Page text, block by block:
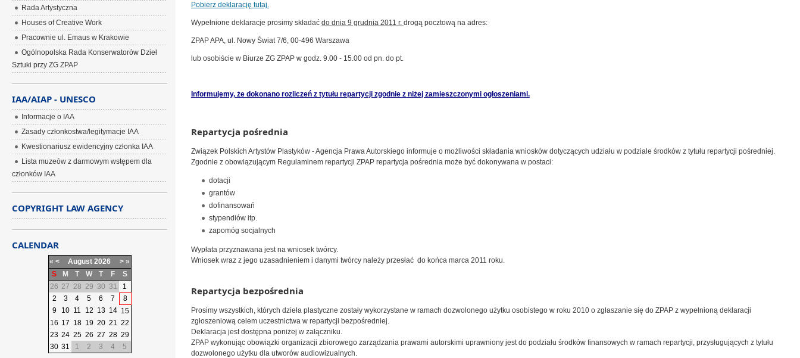
Pobierz deklarację tutaj.
Wypełnione deklaracje prosimy składać do dnia 9 grudnia 2011 r. drogą pocztową na adres:
ZPAP APA, ul. Nowy Świat 7/6, 00-496 Warszawa
lub osobiście w Biurze ZG ZPAP w godz. 9.00 - 15.00 od pn. do pt.
Informujemy, że dokonano rozliczeń z tytułu repartycji zgodnie z niżej zamieszczonymi ogłoszeniami.
Repartycja pośrednia
Związek Polskich Artystów Plastyków - Agencja Prawa Autorskiego informuje o możliwości składania wniosków dotyczących udziału w podziale środków z tytułu repartycji pośredniej.
Zgodnie z obowiązującym Regulaminem repartycji ZPAP repartycja pośrednia może być dokonywana w postaci:
dotacji
grantów
dofinansowań
stypendiów itp.
zapomóg socjalnych
Wypłata przyznawana jest na wniosek twórcy.
Wniosek wraz z jego uzasadnieniem i danymi twórcy należy przesłać do końca marca 2011 roku.
Repartycja bezpośrednia
Prosimy wszystkich, których dzieła plastyczne zostały wykorzystane w ramach dozwolonego użytku osobistego w roku 2010 o zgłaszanie się do ZPAP z wypełnioną deklaracji
zgłoszeniową celem uczestnictwa w repartycji bezpośredniej.
Deklaracja jest dostępna poniżej w załączniku.
ZPAP wykonując obowiązki organizacji zbiorowego zarządzania prawami autorskimi uprawniony jest do podziału środków finansowych w ramach repartycji, przysługujących z tytułu
dozwolonego użytku dla utworów audiowizualnych.
Rada Artystyczna
Houses of Creative Work
Pracownie ul. Emaus w Krakowie
Ogólnopolska Rada Konserwatorów Dzieł
Sztuki przy ZG ZPAP
IAA/AIAP - UNESCO
Informacje o IAA
Zasady członkostwa/legitymacje IAA
Kwestionariusz ewidencyjny członka IAA
Lista muzeów z darmowym wstępem dla
członków IAA
COPYRIGHT LAW AGENCY
CALENDAR
« < August 2026 > »
S
M T W T F
S
26 27 28 29 30 31
1
2
3 4 5 6 7
8
9
10 11 12 13 14 15
16 17 18 19 20 21 22
23 24 25 26 27 28 29
30 31 1 2 3 4 5